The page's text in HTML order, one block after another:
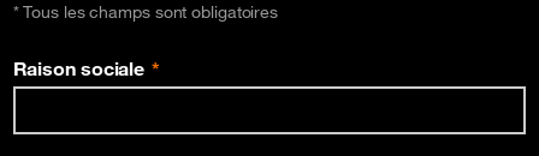
* Tous les champs sont obligatoires
Raison sociale